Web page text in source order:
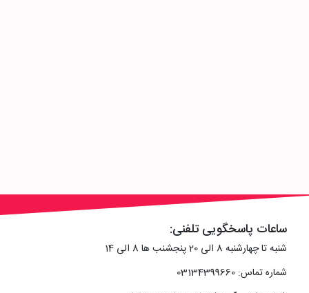
ساعات پاسخگویی تلفنی:
شنبه تا چهارشنبه 8 الی 20 پنجشنب ها 8 الی 14
شماره تماس: 03134399660